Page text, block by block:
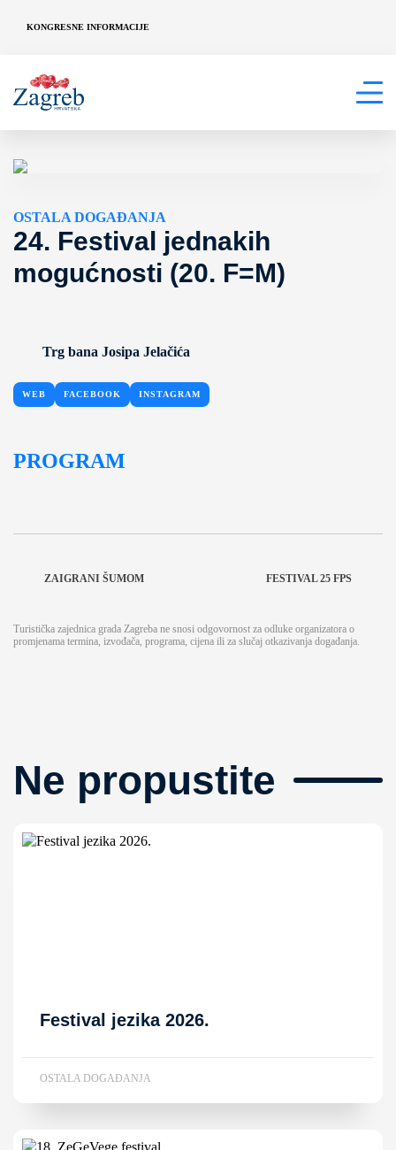
KONGRESNE INFORMACIJE
OSTALA DOGAĐANJA
24. Festival jednakih
mogućnosti (20. F=M)
Trg bana Josipa Jelačića
WEB FACEBOOK INSTAGRAM
PROGRAM
ZAIGRANI ŠUMOM FESTIVAL 25 FPS
Turistička zajednica grada Zagreba ne snosi odgovornost za odluke organizatora o
promjenama termina, izvođača, programa, cijena ili za slučaj otkazivanja događanja.
Ne propustite
Festival jezika 2026.
OSTALA DOGAĐANJA